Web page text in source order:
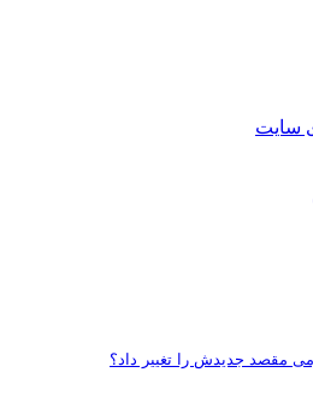
سایت
مقصد جدیدش را تغییر داد؟